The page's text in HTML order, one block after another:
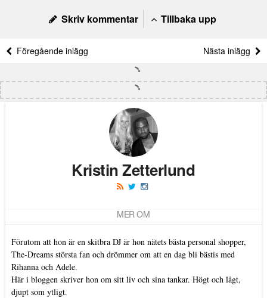
Skriv kommentar Tillbaka upp
Föregående inlägg Nästa inlägg
Kristin Zetterlund
MER OM
Förutom att hon är en skitbra DJ är hon nätets bästa personal shopper,
The-Dreams största fan och drömmer om att en dag bli bästis med
Rihanna och Adele.
Här i bloggen skriver hon om sitt liv och sina tankar. Högt och lågt,
djupt som ytligt.